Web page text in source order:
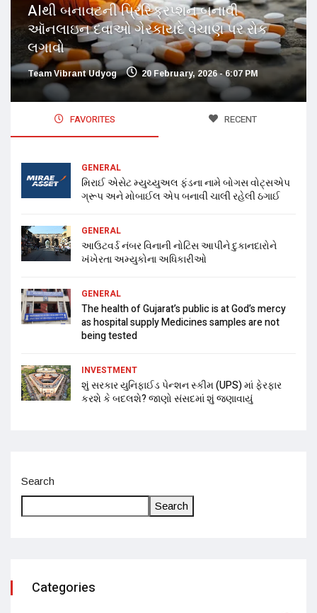
AIથી બનાવટની પ્રિસ્ક્રિપ્શન બનાવી
ઑનલાઇન દવાઓ ગેરકાયદે વેચાણ પર રોક
લગાવો
Team Vibrant Udyog 20 February, 2026 - 6:07 PM
FAVORITES RECENT
GENERAL
મિરાઈ એસેટ મ્યુચ્યુઅલ ફંડના નામે બોગસ વોટ્સએપ
ગ્રૂપ અને મોબાઈલ એપ બનાવી ચાલી રહેલી ઠગાઈ
GENERAL
આઉટવર્ડ નંબર વિનાની નોટિસ આપીને દુકાનદારોને
ખંખેરતા અમ્યુકોના અધિકારીઓ
GENERAL
The health of Gujarat’s public is at God’s mercy
as hospital supply Medicines samples are not
being tested
INVESTMENT
શું સરકાર યુનિફાઈડ પેન્શન સ્કીમ (UPS) માં ફેરફાર
કરશે કે બદલશે? જાણો સંસદમાં શું જણાવાયું
Search
Search
Categories